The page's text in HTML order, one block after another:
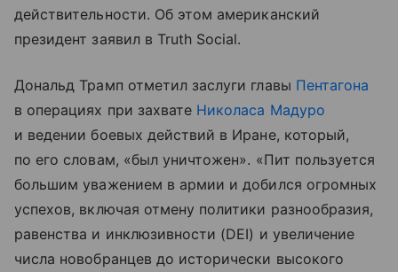
действительности. Об этом американский
президент заявил в Truth Social.
Дональд Трамп отметил заслуги главы Пентагона
в операциях при захвате Николаса Мадуро
и ведении боевых действий в Иране, который,
по его словам, «был уничтожен». «Пит пользуется
большим уважением в армии и добился огромных
успехов, включая отмену политики разнообразия,
равенства и инклюзивности (DEI) и увеличение
числа новобранцев до исторически высокого